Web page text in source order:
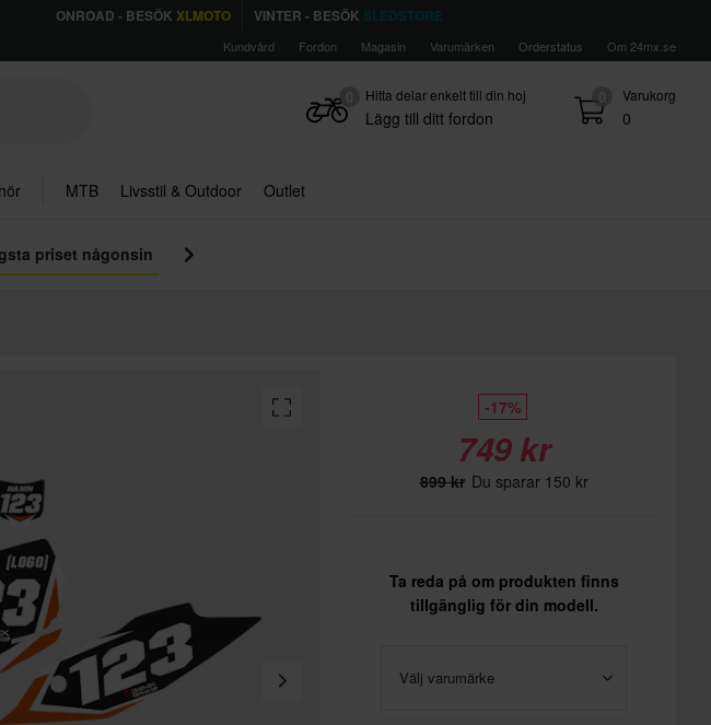
ONROAD - BESÖK XLMOTO VINTER - BESÖK SLEDSTORE
Kundvård Fordon Magasin Varumärken Orderstatus Om 24mx.se
0 Varukorg
0
Hitta delar enkelt till din hoj
Lägg till ditt fordon
MTB Livsstil & Outdoor Outlet
priset någonsin
-17%
749 kr
899 kr Du sparar 150 kr
Ta reda på om produkten finns
tillgänglig för din modell.
Välj varumärke